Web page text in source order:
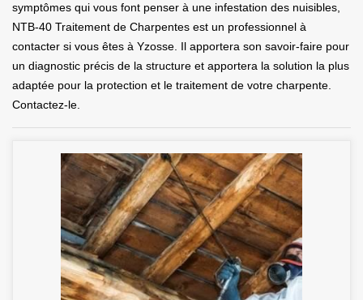
symptômes qui vous font penser à une infestation des nuisibles,
NTB-40 Traitement de Charpentes est un professionnel à
contacter si vous êtes à Yzosse. Il apportera son savoir-faire pour
un diagnostic précis de la structure et apportera la solution la plus
adaptée pour la protection et le traitement de votre charpente.
Contactez-le.